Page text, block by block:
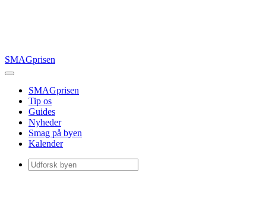
SMAGprisen
SMAGprisen
Tip os
Guides
Nyheder
Smag på byen
Kalender